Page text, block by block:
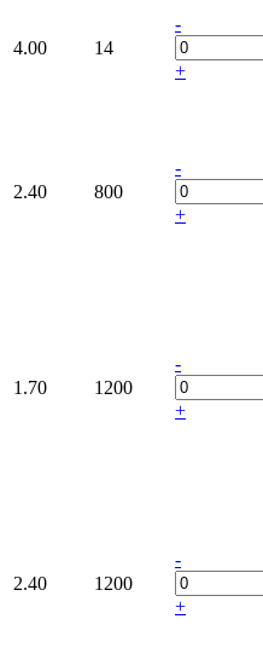
4.00 14
-
+
2.40 800
-
+
1.70 1200
-
+
2.40 1200
-
+